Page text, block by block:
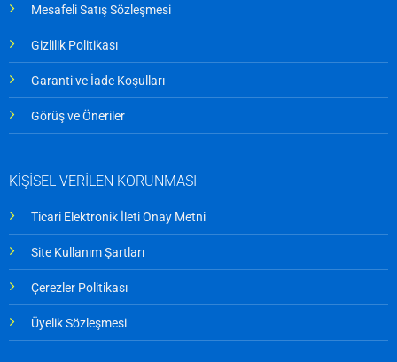
Mesafeli Satış Sözleşmesi
Gizlilik Politikası
Garanti ve İade Koşulları
Görüş ve Öneriler
KİŞİSEL VERİLEN KORUNMASI
Ticari Elektronik İleti Onay Metni
Site Kullanım Şartları
Çerezler Politikası
Üyelik Sözleşmesi